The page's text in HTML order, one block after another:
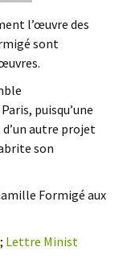
l’œuvre des
sont
puisqu’une
autre projet
son
Formigé aux
; Lettre Minist